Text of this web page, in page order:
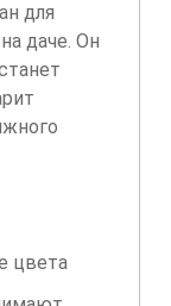
для
даче. Он
цвета